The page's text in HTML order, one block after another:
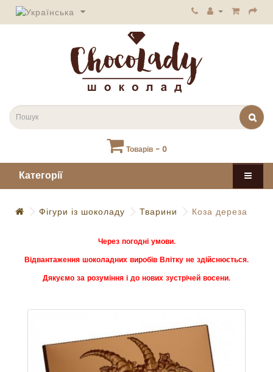
Товарів - 0
Категорії
Фігури із шоколаду Тварини Коза дереза
Через погодні умови.
Відвантаження шоколадних виробів Влітку не здійснюється.
Дякуємо за розуміння і до нових зустрічей восени.